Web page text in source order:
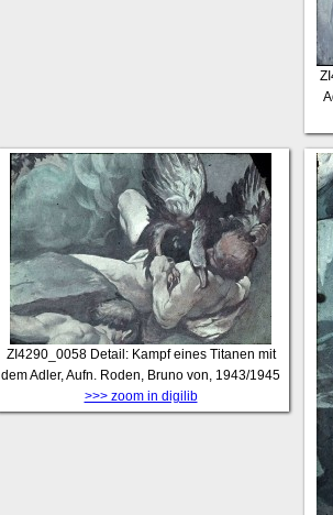
ZI4290_0058 Detail: Kampf eines Titanen mit
dem Adler, Aufn. Roden, Bruno von, 1943/1945
>>> zoom in digilib